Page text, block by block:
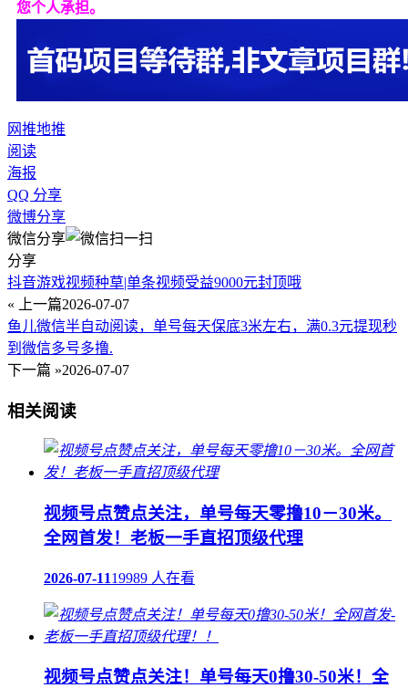
您个人承担。
网推地推
阅读
海报
QQ 分享
微博分享
微信分享
分享
抖音游戏视频种草|单条视频受益9000元封顶哦
« 上一篇2026-07-07
鱼儿微信半自动阅读，单号每天保底3米左右，满0.3元提现秒
到微信多号多撸.
下一篇 »2026-07-07
相关阅读
视频号点赞点关注，单号每天零撸10－30米。
全网首发！老板一手直招顶级代理
2026-07-1119989 人在看
视频号点赞点关注！单号每天0撸30-50米！全